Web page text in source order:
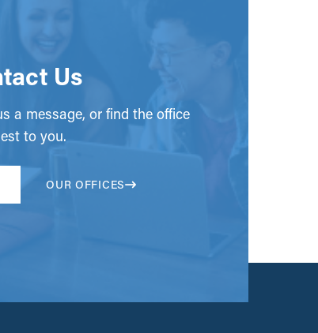
Us
a message, or find the office
to you.
OUR OFFICES